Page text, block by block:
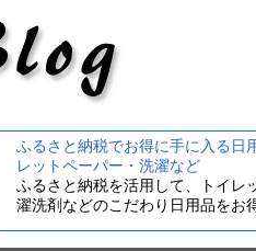
ふるさと納税でお得に手に入る日
レットペーパー・洗濯など
ふるさと納税を活用して、トイレ
濯洗剤などのこだわり日用品をお